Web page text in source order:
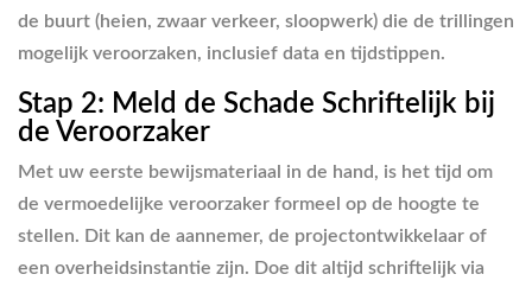
de buurt (heien, zwaar verkeer, sloopwerk) die de trillingen
mogelijk veroorzaken, inclusief data en tijdstippen.
Stap 2: Meld de Schade Schriftelijk bij
de Veroorzaker
Met uw eerste bewijsmateriaal in de hand, is het tijd om
de vermoedelijke veroorzaker formeel op de hoogte te
stellen. Dit kan de aannemer, de projectontwikkelaar of
een overheidsinstantie zijn. Doe dit altijd schriftelijk via